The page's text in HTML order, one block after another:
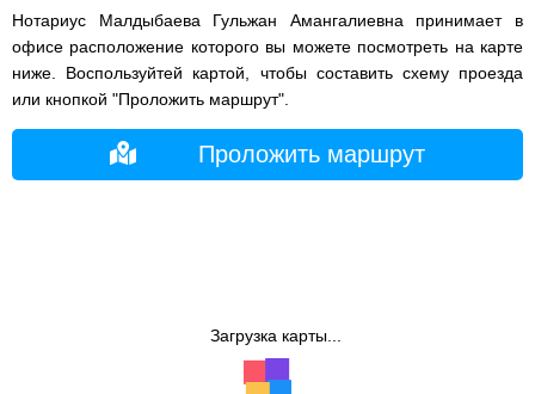
Нотариус Малдыбаева Гульжан Амангалиевна принимает в
офисе расположение которого вы можете посмотреть на карте
ниже. Воспользуйтей картой, чтобы составить схему проезда
или кнопкой "Проложить маршрут".
Проложить маршрут
Загрузка карты...